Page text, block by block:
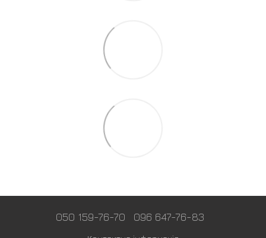
050 159-76-70 096 647-76-83